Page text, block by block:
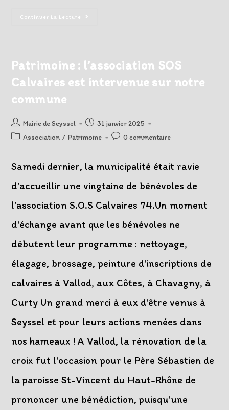
Continuer La Lecture
Photos
La
Libération
1944
Patrimoine : l’association SOS
Calvaires est intervenue sur notre
commune
Auteur/autrice
de
Mairie de Seyssel
Post
published:
31 janvier 2025
PostAssociation / Patrimoine
Post0 commentaire
Samedi dernier, la municipalité était ravie
d'accueillir une vingtaine de bénévoles de
l'association S.O.S Calvaires 74.Un moment
d'échange avant que les bénévoles ne
débutent leur programme : nettoyage,
élagage, brossage, peinture d'inscriptions de
calvaires à Vallod, aux Côtes, à Chavagny, à
Curty Un grand merci à eux d'être venus à
Seyssel et pour leurs actions menées dans
nos hameaux ! A Vallod, la rénovation de la
croix fut l'occasion pour le Père Sébastien de
la paroisse St-Vincent du Haut-Rhône de
prononcer une bénédiction, puisqu'une